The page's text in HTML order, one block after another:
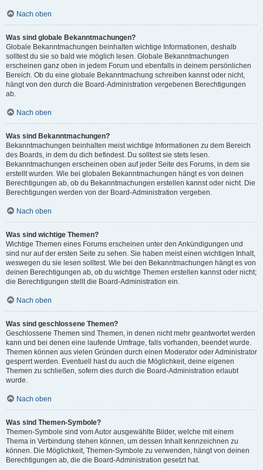
Nach oben
Was sind globale Bekanntmachungen?
Globale Bekanntmachungen beinhalten wichtige Informationen, deshalb
solltest du sie so bald wie möglich lesen. Globale Bekanntmachungen
erscheinen ganz oben in jedem Forum und ebenfalls in deinem persönlichen
Bereich. Ob du eine globale Bekanntmachung schreiben kannst oder nicht,
hängt von den durch die Board-Administration vergebenen Berechtigungen
ab.
Nach oben
Was sind Bekanntmachungen?
Bekanntmachungen beinhalten meist wichtige Informationen zu dem Bereich
des Boards, in dem du dich befindest. Du solltest sie stets lesen.
Bekanntmachungen erscheinen oben auf jeder Seite des Forums, in dem sie
erstellt wurden. Wie bei globalen Bekanntmachungen hängt es von deinen
Berechtigungen ab, ob du Bekanntmachungen erstellen kannst oder nicht. Die
Berechtigungen werden von der Board-Administration vergeben.
Nach oben
Was sind wichtige Themen?
Wichtige Themen eines Forums erscheinen unter den Ankündigungen und
sind nur auf der ersten Seite zu sehen. Sie haben meist einen wichtigen Inhalt,
weswegen du sie lesen solltest. Wie bei den Bekanntmachungen hängt es von
deinen Berechtigungen ab, ob du wichtige Themen erstellen kannst oder nicht;
die Berechtigungen stellt die Board-Administration ein.
Nach oben
Was sind geschlossene Themen?
Geschlossene Themen sind Themen, in denen nicht mehr geantwortet werden
kann und bei denen eine laufende Umfrage, falls vorhanden, beendet wurde.
Themen können aus vielen Gründen durch einen Moderator oder Administrator
gesperrt werden. Eventuell hast du auch die Möglichkeit, deine eigenen
Themen zu schließen, sofern dies durch die Board-Administration erlaubt
wurde.
Nach oben
Was sind Themen-Symbole?
Themen-Symbole sind vom Autor ausgewählte Bilder, welche mit einem
Thema in Verbindung stehen können, um dessen Inhalt kennzeichnen zu
können. Die Möglichkeit, Themen-Symbole zu verwenden, hängt von deinen
Berechtigungen ab, die die Board-Administration gesetzt hat.